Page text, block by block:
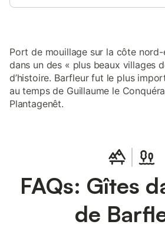
palier lumineux, avec coin lecture - une
Vous pourrez profiter du grand préau
de jardin, transats et barbecue à
inclus, il comprend les draps (lits fait),
torchons OPTION: Ménage de fin de
Port de mouillage sur la côte
dans un des « plus beaux villages
d’histoire. Barfleur fut le plus
au temps de Guillaume le
Plantagenêt.
FAQs: Gîtes
de